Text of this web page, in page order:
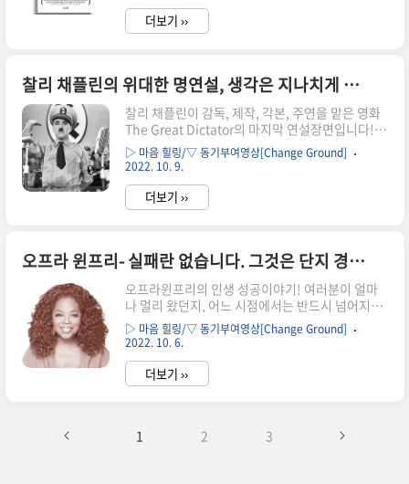
바로 '우리의 시간'입니다. 우리의 시간은 상상을
계획으로, 가치를 실천으로, 낯선 이를 이웃으로 바
우리는 반항하며 '전념'이라는 반(反)문화에 동참
해야하는 이유입니다. (중략) 그래서 이런 '무한 탐
색'의 시대에 꼭 한 영화를 골라 처음부터 끝까지 봐
야 합니다. 우리가 잠들기 전에요... ...!!
더보기 ››
찰리 채플린의 위대한 명연설, 생각은 지나치게 하면서 느끼는 것은 거의 없는 삶
찰리 채플린이 감독, 제작, 각본, 주연을 맡은 영화
The Great Dictator의 마지막 연설장면입니다!!
1940년대 개봉한 영화로 그의 영화 중 최초로 유성
(有聲) 영화로 제작된 기념비적인 영화입니다. 더
이기도 합니다. 한국에서는 1989년 11월 19일에
개봉했으며, 서울 관객 기준 약 7만 8천 명이 관람
개봉했습니다. 나치 독일을 모델로 한 가상의 국가
캐릭터인 아데노이드 힌켈과 나치를 희화화한 쌍십
자당을 통해 나치를 풍자, 비판, 경고하는 영화입니
다. 제13회 아카데미 시상식 작품상, 남우주연상..
▷ 마음 힐링/▽ 동기부여영상[Change Ground]
2022. 10. 9.
더보기 ››
오프라 윈프리- 실패란 없습니다. 그것은 단지 경험일 뿐!
오프라윈프리의 인생 성공이야기! 여러분이 얼마
나 멀리 왔던지, 어느 시점에서는 반드시 넘어지게
됩니다. 왜냐하면, 우리가 하던 일을 계속 추진하고
끊임없이 자신을 더 높이, 더 높게 밀어붙이다보면
지게 됩니다. 그럴때 이것을 알았으면 합니다. 명심
하세요. '실패란 없습니다.' '실패는 단지 우리 삶을
'그 말을' 스스로에게 하곤 했죠. 구렁텅이에 빠졌
▷ 마음 힐링/▽ 동기부여영상[Change Ground]
2022. 10. 6.
더보기 ››
1 2 3